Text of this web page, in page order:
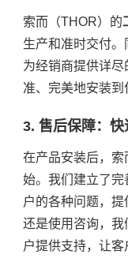
索而（THOR）的
生产和准时交付
为经销商提供详
准、完美地安装到
3. 售后保障：快
在产品安装后，
始。我们建立了
户的各种问题，
还是使用咨询，
户提供支持，让客